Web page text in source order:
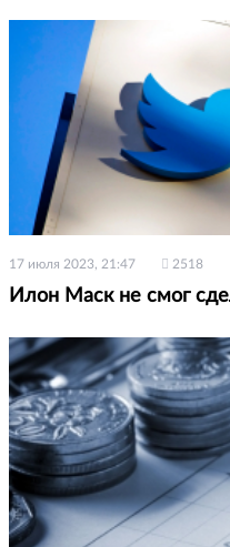
17 июля 2023, 21:47 2518
Илон Маск не смог